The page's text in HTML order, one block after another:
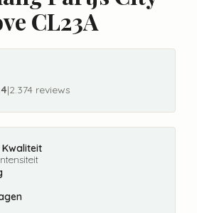
CL23A
|2.374 reviews
Kwaliteit